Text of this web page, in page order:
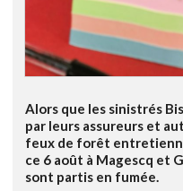
Alors que les sinistrés
par leurs assureurs et
feux de forêt
ce 6 août à Magescq et
sont partis en fumée.